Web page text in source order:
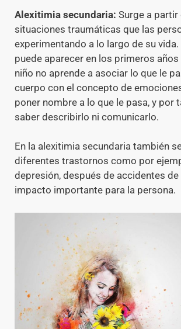
Alexitimia secundaria: Surge a
situaciones traumáticas que las
experimentando a lo largo de su
puede aparecer en los primeros años
niño no aprende a asociar lo que le
cuerpo con el concepto de
poner nombre a lo que le pasa, y por
saber describirlo ni comunicarlo.
En la alexitimia secundaria también
diferentes trastornos como por
depresión, después de accidentes
impacto importante para la persona.